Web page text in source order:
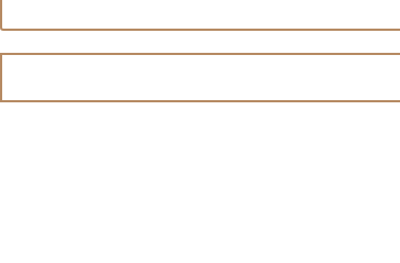
Ortler